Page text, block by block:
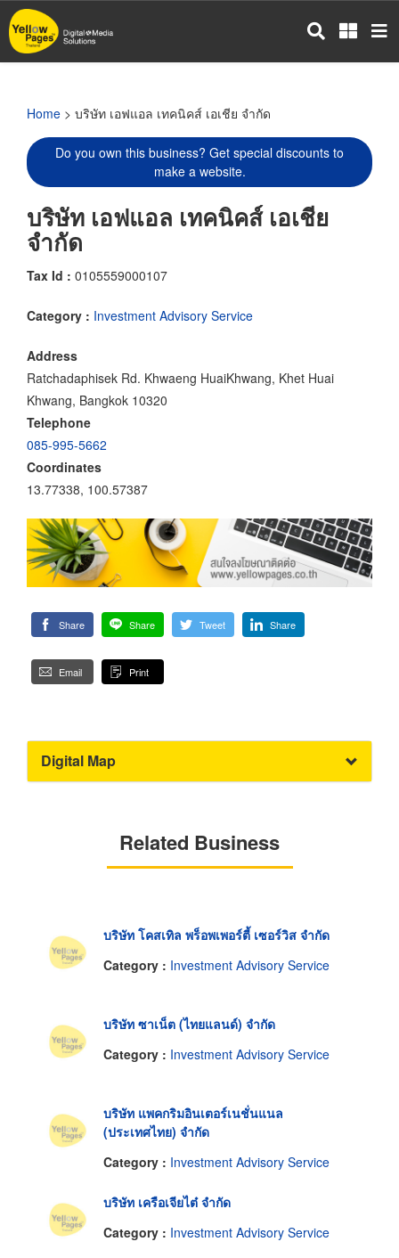
Skip
to
main
Home > บริษัท เอฟแอล เทคนิคส์ เอเชีย จำกัด
Do you own this business? Get special discounts to
make a website.
บริษัท เอฟแอล เทคนิคส์ เอเชีย
จำกัด
Tax Id : 0105559000107
Category : Investment Advisory Service
Address
Ratchadaphisek Rd. Khwaeng HuaiKhwang, Khet Huai
Khwang, Bangkok 10320
Telephone
085-995-5662
Coordinates
13.77338, 100.57387
Share Share Tweet Share
Email Print
Digital Map
Related Business
บริษัท โคสเทิล พร็อพเพอร์ตี้ เซอร์วิส จำกัด
Category : Investment Advisory Service
บริษัท ซาเน็ต (ไทยแลนด์) จำกัด
Category : Investment Advisory Service
บริษัท แพคกริมอินเตอร์เนชั่นแนล
(ประเทศไทย) จำกัด
Category : Investment Advisory Service
บริษัท เครือเจียไต๋ จำกัด
Category : Investment Advisory Service